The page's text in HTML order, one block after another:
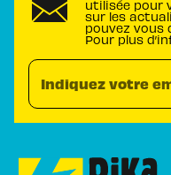
utilisée pour
sur les
pouvez vous
Pour plus
Indiquez votre